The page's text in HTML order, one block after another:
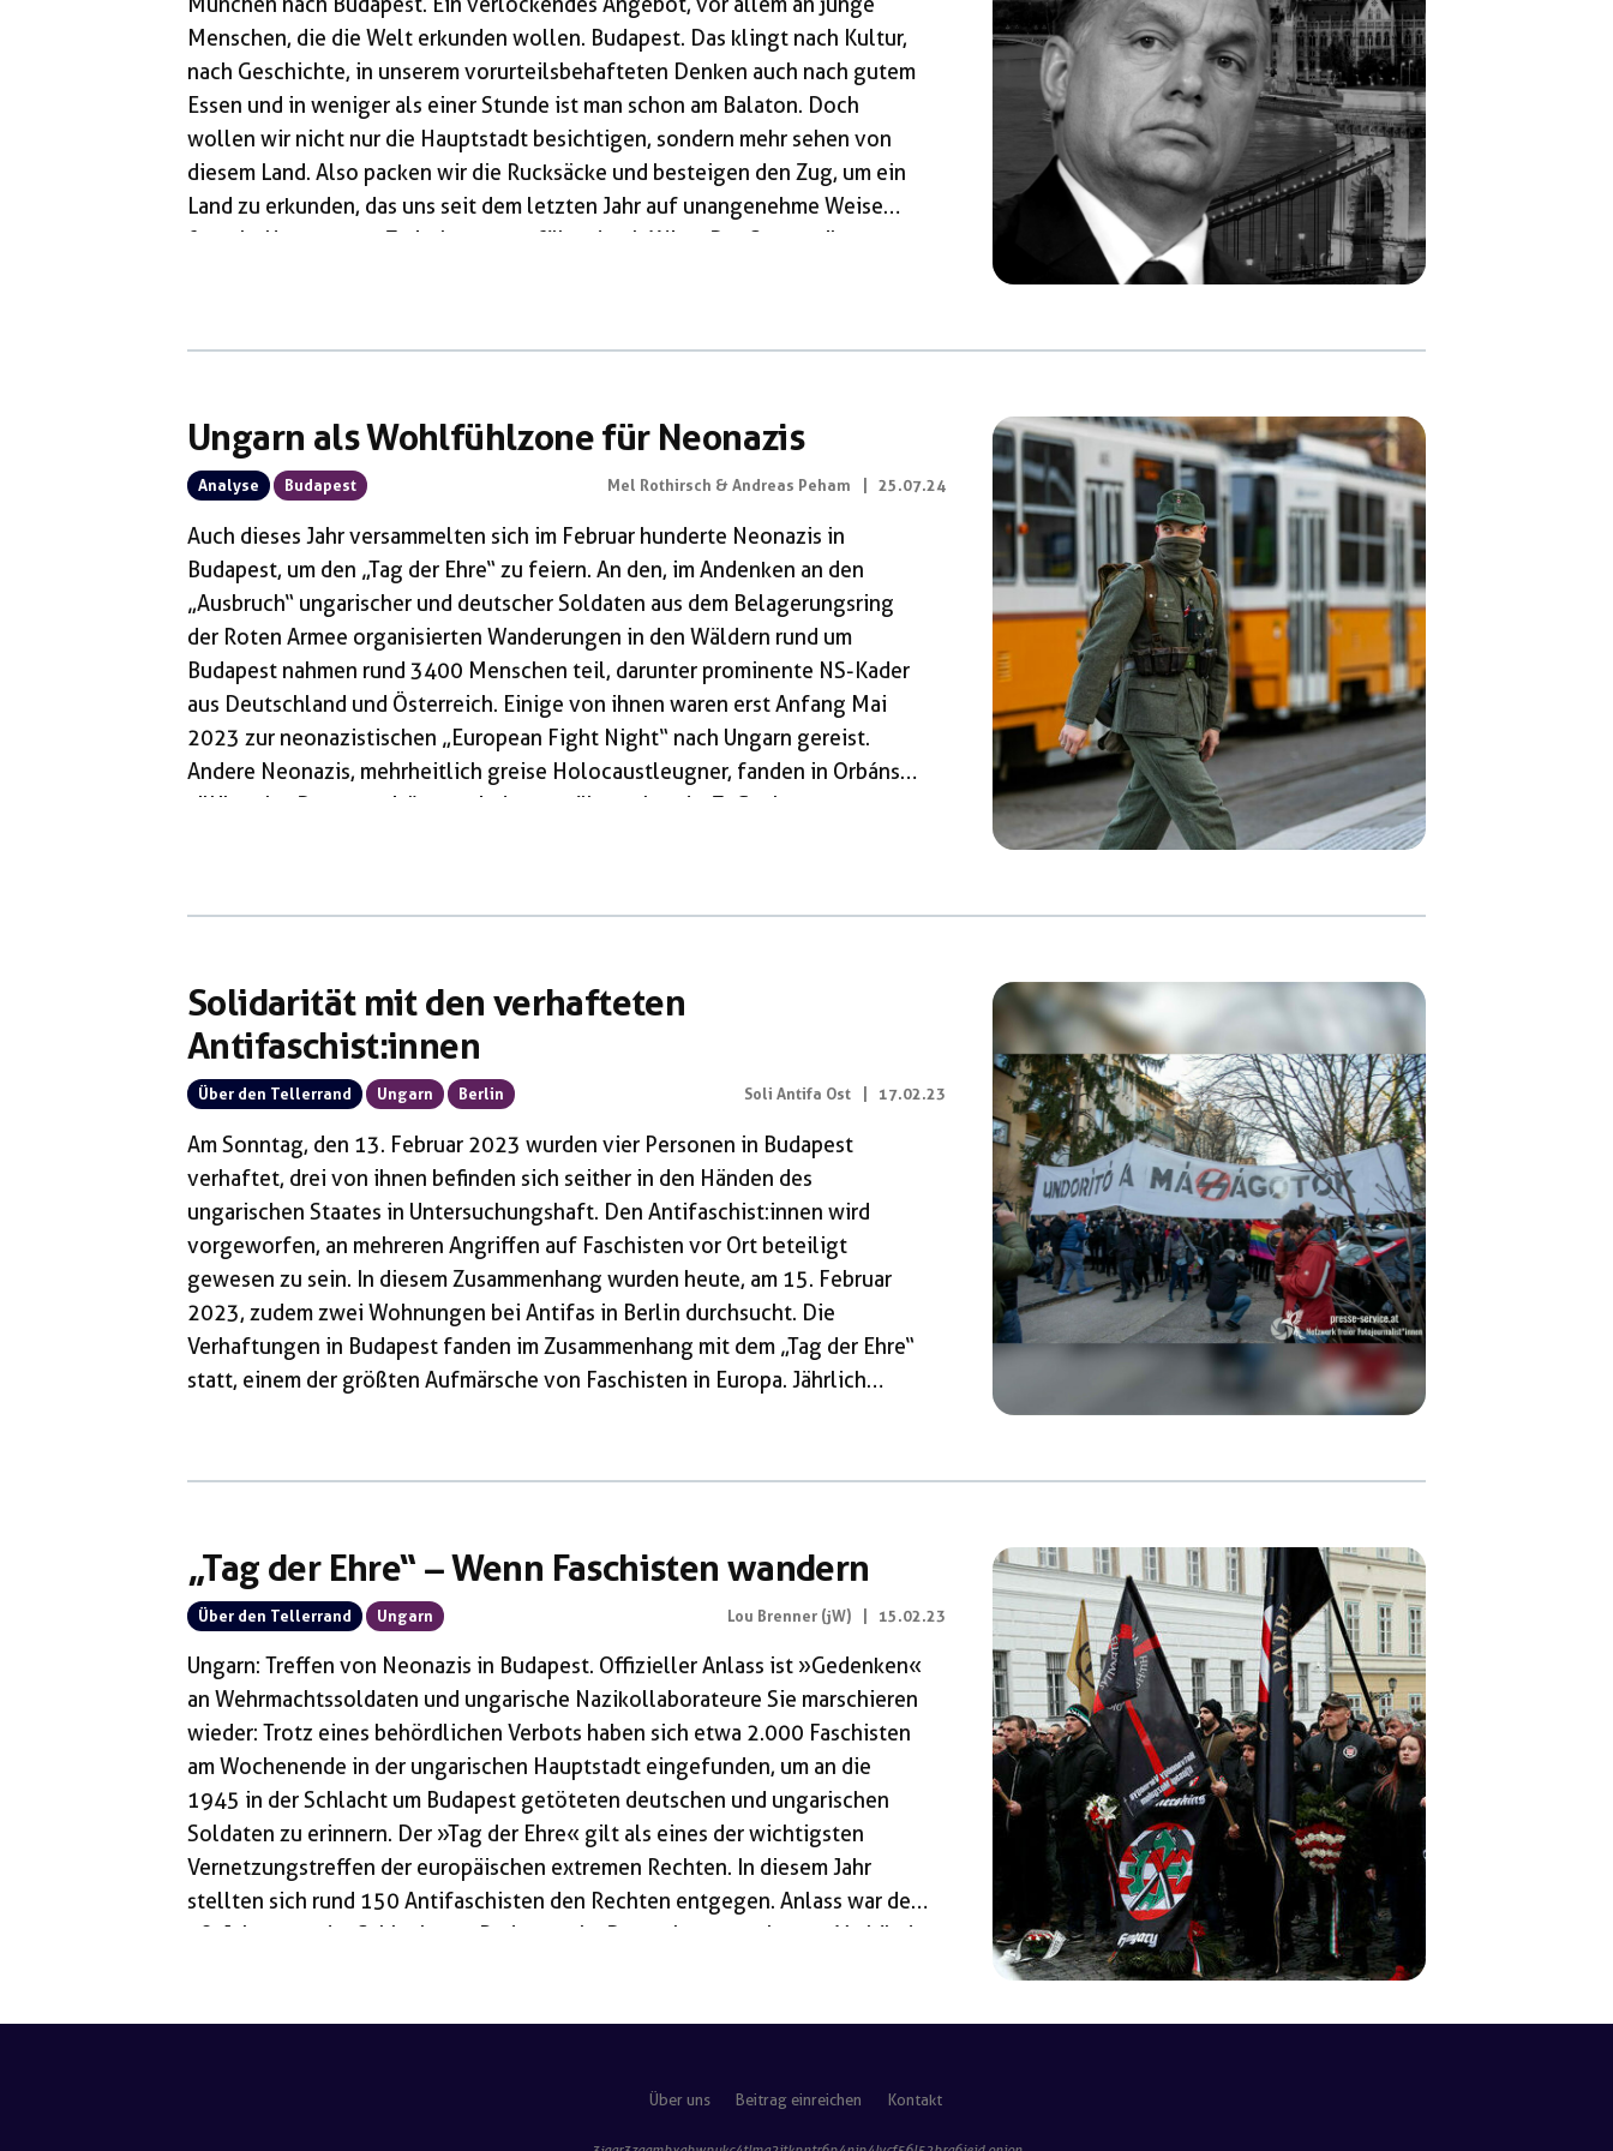
Menschen, die die Welt erkunden wollen. Budapest. Das klingt nach Kultur,
nach Geschichte, in unserem vorurteilsbehafteten Denken auch nach gutem
Essen und in weniger als einer Stunde ist man schon am Balaton. Doch
wollen wir nicht nur die Hauptstadt besichtigen, sondern mehr sehen von
diesem Land. Also packen wir die Rucksäcke und besteigen den Zug, um ein
Land zu erkunden, das uns seit dem letzten Jahr auf unangenehme Weise
fesselt. Unser erster Zwischenstopp führt durch Wien. Der Stopp gilt
Ungarn als Wohlfühlzone für Neonazis
Analyse Budapest Mel Rothirsch & Andreas Peham 25.07.24
Auch dieses Jahr versammelten sich im Februar hunderte Neonazis in
Budapest, um den „Tag der Ehre“ zu feiern. An den, im Andenken an den
„Ausbruch“ ungarischer und deutscher Soldaten aus dem Belagerungsring
der Roten Armee organisierten Wanderungen in den Wäldern rund um
Budapest nahmen rund 3400 Menschen teil, darunter prominente NS-Kader
aus Deutschland und Österreich. Einige von ihnen waren erst Anfang Mai
2023 zur neonazistischen „European Fight Night“ nach Ungarn gereist.
Andere Neonazis, mehrheitlich greise Holocaustleugner, fanden in Orbáns
„illiberaler Demokratie“ – zumindest vorübergehend – Zuflucht vor
Solidarität mit den verhafteten
Antifaschist:innen
Über den Tellerrand Ungarn Berlin Soli Antifa Ost 17.02.23
Am Sonntag, den 13. Februar 2023 wurden vier Personen in Budapest
verhaftet, drei von ihnen befinden sich seither in den Händen des
ungarischen Staates in Untersuchungshaft. Den Antifaschist:innen wird
vorgeworfen, an mehreren Angriffen auf Faschisten vor Ort beteiligt
gewesen zu sein. In diesem Zusammenhang wurden heute, am 15. Februar
2023, zudem zwei Wohnungen bei Antifas in Berlin durchsucht. Die
Verhaftungen in Budapest fanden im Zusammenhang mit dem „Tag der Ehre“
statt, einem der größten Aufmärsche von Faschisten in Europa. Jährlich
Armee. Diverse rechte Medien und mittlerweile auch die deutsche
„Tag der Ehre“ – Wenn Faschisten wandern
Über den Tellerrand Ungarn Lou Brenner (jW) 15.02.23
Ungarn: Treffen von Neonazis in Budapest. Offizieller Anlass ist »Gedenken«
an Wehrmachtssoldaten und ungarische Nazikollaborateure Sie marschieren
wieder: Trotz eines behördlichen Verbots haben sich etwa 2.000 Faschisten
am Wochenende in der ungarischen Hauptstadt eingefunden, um an die
1945 in der Schlacht um Budapest getöteten deutschen und ungarischen
Soldaten zu erinnern. Der »Tag der Ehre« gilt als eines der wichtigsten
Vernetzungstreffen der europäischen extremen Rechten. In diesem Jahr
stellten sich rund 150 Antifaschisten den Rechten entgegen. Anlass war der
78. Jahrestag der Schlacht um Budapest. Im Dezember 1944 hatten Verbände
Über uns Beitrag einreichen Kontakt